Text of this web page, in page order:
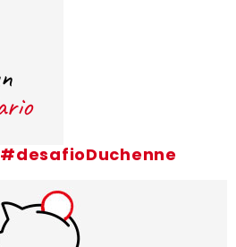
#desafioDuchenne